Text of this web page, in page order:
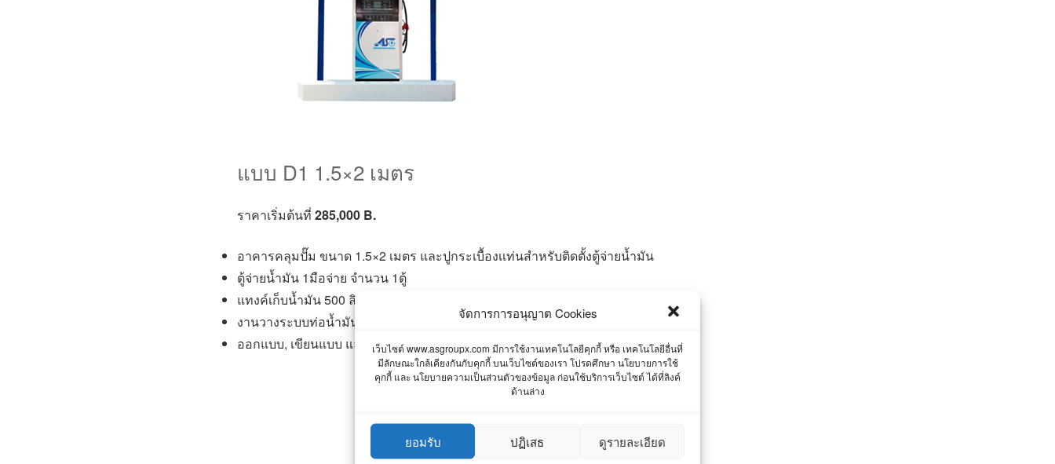
จัดการการอนุญาต Cookies
เว็บไซต์ www.asgroupx.com มีการใช้งานเทคโนโลยีคุกกี้ หรือ เทคโนโลยีอื่นที่
มีลักษณะใกล้เคียงกันกับคุกกี้ บนเว็บไซต์ของเรา โปรดศึกษา นโยบายการใช้
คุกกี้ และ นโยบายความเป็นส่วนตัวของข้อมูล ก่อนใช้บริการเว็บไซต์ ได้ที่ลิงค์
ด้านล่าง
ยอมรับ ปฏิเสธ ดูรายละเอียด
แบบ D1 1.5×2 เมตร
ราคาเริ่มต้นที่ 285,000 B.
อาคารคลุมปั๊ม ขนาด 1.5×2 เมตร และปูกระเบื้องเเท่นสำหรับติดตั้งตู้จ่ายน้ำมัน
ตู้จ่ายน้ำมัน 1มือจ่าย จำนวน 1ตู้
แทงค์เก็บน้ำมัน 500 ลิตร จำนวน 1 ใบ
งานวางระบบท่อน้ำมันและงานระบบไฟฟ้า แสงสว่างในอาคารคลุมปั๊ม
ออกแบบ, เขียนแบบ และรับรองแบบโดยสามัญวิศวกร